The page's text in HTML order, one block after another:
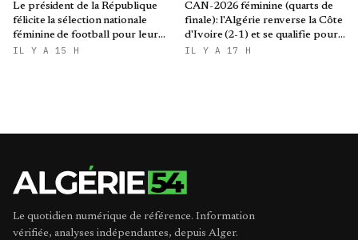
Le président de la République
félicite la sélection nationale
féminine de football pour leur
qualification au Mondial 2027 et
IL Y A 15 H
CAN-2026 féminine (quarts de
finale): l'Algérie renverse la Côte
d'Ivoire (2-1) et se qualifie pour
le Mondial brésilien
IL Y A 17 H
Le quotidien numérique de référence. Information
vérifiée, analyses indépendantes, depuis Alger.